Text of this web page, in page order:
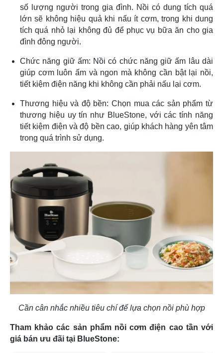
số lượng người trong gia đình. Nồi có dung tích quá
lớn sẽ không hiệu quả khi nấu ít cơm, trong khi dung
tích quá nhỏ lại không đủ để phục vụ bữa ăn cho gia
đình đông người.
Chức năng giữ ấm: Nồi có chức năng giữ ấm lâu dài
giúp cơm luôn ấm và ngon mà không cần bật lại nồi,
tiết kiệm điện năng khi không cần phải nấu lại cơm.
Thương hiệu và độ bền: Chọn mua các sản phẩm từ
thương hiệu uy tín như BlueStone, với các tính năng
tiết kiệm điện và độ bền cao, giúp khách hàng yên tâm
trong quá trình sử dụng.
Cần cân nhắc nhiều tiêu chí để lựa chọn nồi phù hợp
Tham khảo các sản phẩm nồi cơm điện cao tần với
giá bán ưu đãi tại BlueStone: